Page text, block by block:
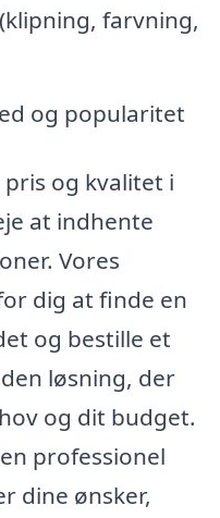
farvning,
og popularitet
og kvalitet i
at indhente
Vores
dig at finde en
og bestille et
løsning, der
og dit budget.
professionel
dine ønsker,